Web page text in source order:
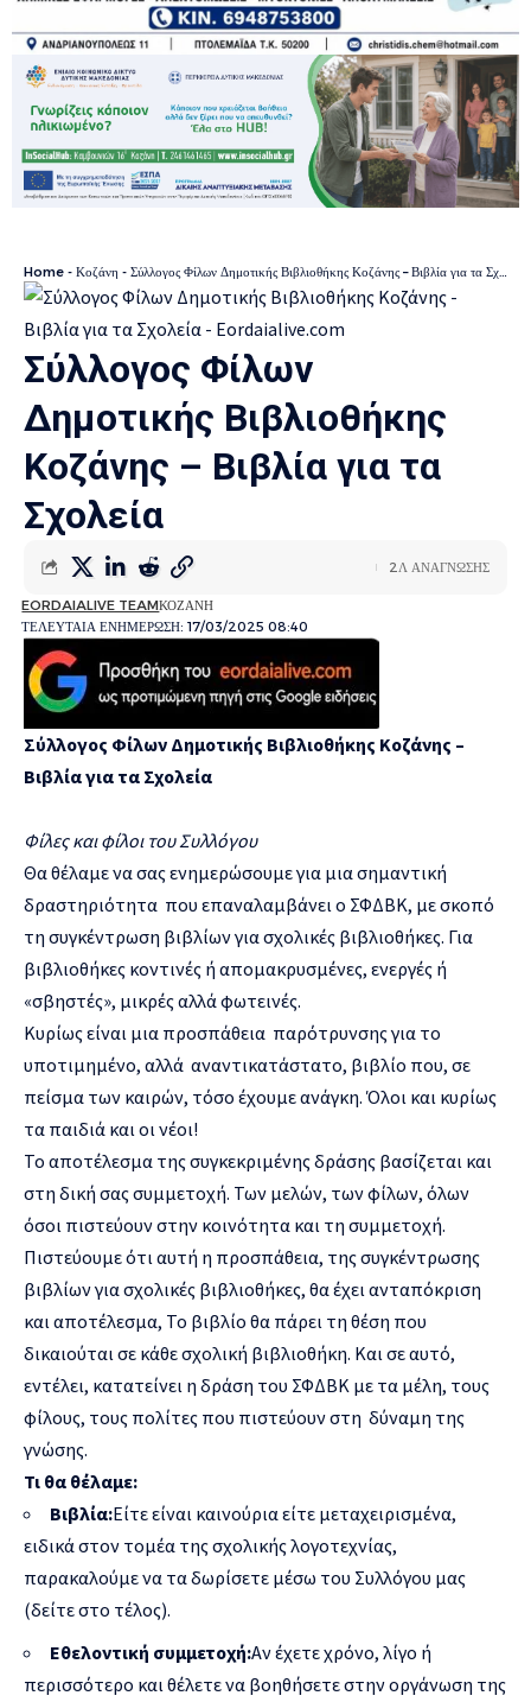
Home - Κοζάνη - Σύλλογος Φίλων Δημοτικής Βιβλιοθήκης Κοζάνης – Βιβλία για τα Σχολεία
Σύλλογος Φίλων
Δημοτικής Βιβλιοθήκης
Κοζάνης – Βιβλία για τα
Σχολεία
ΤΕΛΕΥΤΑΙΑ ΕΝΗΜΕΡΩΣΗ: 17/03/2025 08:40
EORDAIALIVE TEAMΚΟΖΑΝΗ
2Λ ΑΝΑΓΝΩΣΗΣ
Σύλλογος Φίλων Δημοτικής Βιβλιοθήκης Κοζάνης –
Βιβλία για τα Σχολεία
Φίλες και φίλοι του Συλλόγου
Θα θέλαμε να σας ενημερώσουμε για μια σημαντική
δραστηριότητα που επαναλαμβάνει ο ΣΦΔΒΚ, με σκοπό
τη συγκέντρωση βιβλίων για σχολικές βιβλιοθήκες. Για
βιβλιοθήκες κοντινές ή απομακρυσμένες, ενεργές ή
«σβηστές», μικρές αλλά φωτεινές.
Κυρίως είναι μια προσπάθεια παρότρυνσης για το
υποτιμημένο, αλλά αναντικατάστατο, βιβλίο που, σε
πείσμα των καιρών, τόσο έχουμε ανάγκη. Όλοι και κυρίως
τα παιδιά και οι νέοι!
Το αποτέλεσμα της συγκεκριμένης δράσης βασίζεται και
στη δική σας συμμετοχή. Των μελών, των φίλων, όλων
όσοι πιστεύουν στην κοινότητα και τη συμμετοχή.
Πιστεύουμε ότι αυτή η προσπάθεια, της συγκέντρωσης
βιβλίων για σχολικές βιβλιοθήκες, θα έχει ανταπόκριση
και αποτέλεσμα, Το βιβλίο θα πάρει τη θέση που
δικαιούται σε κάθε σχολική βιβλιοθήκη. Και σε αυτό,
εντέλει, κατατείνει η δράση του ΣΦΔΒΚ με τα μέλη, τους
φίλους, τους πολίτες που πιστεύουν στη δύναμη της
γνώσης.
Τι θα θέλαμε:
Βιβλία:Είτε είναι καινούρια είτε μεταχειρισμένα,
ειδικά στον τομέα της σχολικής λογοτεχνίας,
παρακαλούμε να τα δωρίσετε μέσω του Συλλόγου μας
(δείτε στο τέλος).
Εθελοντική συμμετοχή:Αν έχετε χρόνο, λίγο ή
περισσότερο και θέλετε να βοηθήσετε στην οργάνωση της